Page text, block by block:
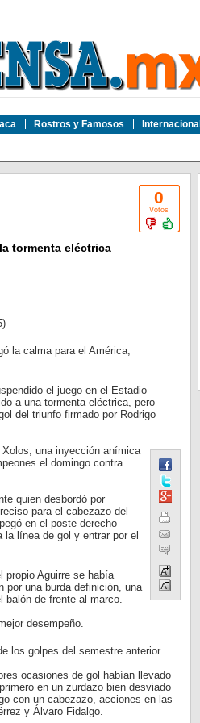
Rostros y Famosos Internacional
0
Votos
tormenta eléctrica
la calma para el América,
el juego en el Estadio
a una tormenta eléctrica, pero
del triunfo firmado por Rodrigo
una inyección anímica
el domingo contra
quien desbordó por
para el cabezazo del
en el poste derecho
línea de gol y entrar por el
propio Aguirre se había
por una burda definición, una
balón de frente al marco.
desempeño.
los golpes del semestre anterior.
ocasiones de gol habían llevado
en un zurdazo bien desviado
con un cabezazo, acciones en las
y Álvaro Fidalgo.